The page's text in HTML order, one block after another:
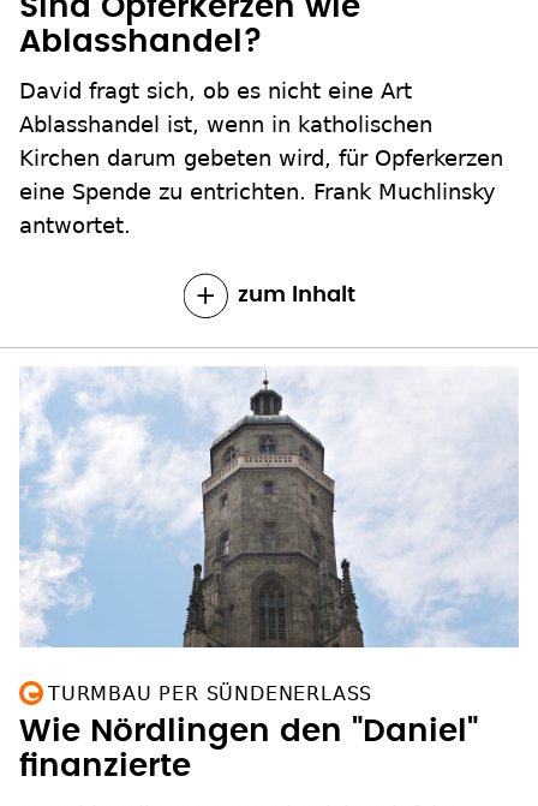
Sind Opferkerzen wie
Ablasshandel?
David fragt sich, ob es nicht eine Art
Ablasshandel ist, wenn in katholischen
Kirchen darum gebeten wird, für Opferkerzen
eine Spende zu entrichten. Frank Muchlinsky
antwortet.
zum Inhalt
TURMBAU PER SÜNDENERLASS
Wie Nördlingen den "Daniel"
finanzierte